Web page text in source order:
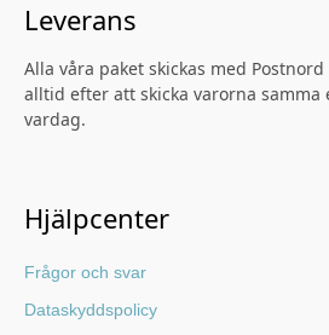
Leverans
Alla våra paket skickas med
alltid efter att skicka varorna samma
vardag.
Hjälpcenter
Frågor och svar
Dataskyddspolicy